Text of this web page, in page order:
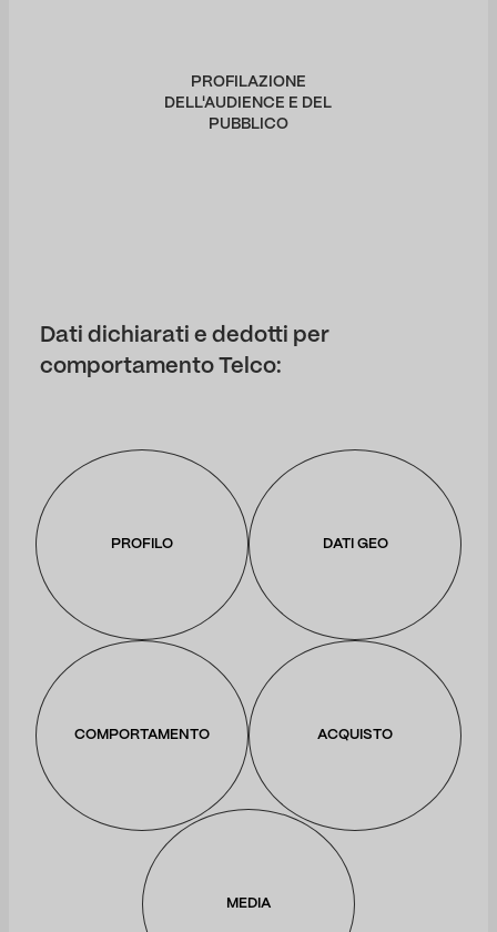
PROFILAZIONE
DELL'AUDIENCE E DEL
PUBBLICO
Dati dichiarati e dedotti per
comportamento Telco:
PROFILO DATI GEO
COMPORTAMENTO ACQUISTO
MEDIA